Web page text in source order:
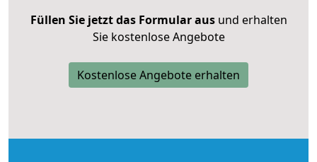
Füllen Sie jetzt das Formular ausund erhalten
Sie kostenlose Angebote
Kostenlose Angebote erhalten